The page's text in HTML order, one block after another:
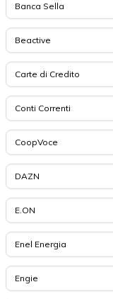
Banca Sella
Beactive
Carte di Credito
Conti Correnti
CoopVoce
DAZN
E.ON
Enel Energia
Engie